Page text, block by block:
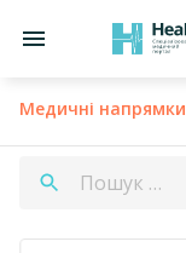
Медичні напрямки